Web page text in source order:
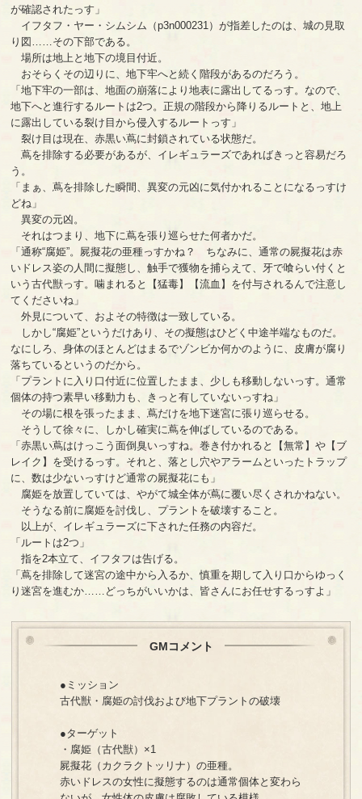
が確認されたっす」
イフタフ・ヤー・シムシム（p3n000231）が指差したのは、城の見取
り図……その下部である。
場所は地上と地下の境目付近。
おそらくその辺りに、地下牢へと続く階段があるのだろう。
「地下牢の一部は、地面の崩落により地表に露出してるっす。なので、
地下へと進行するルートは2つ。正規の階段から降りるルートと、地上
に露出している裂け目から侵入するルートっす」
裂け目は現在、赤黒い蔦に封鎖されている状態だ。
蔦を排除する必要があるが、イレギュラーズであればきっと容易だろ
う。
「まぁ、蔦を排除した瞬間、異変の元凶に気付かれることになるっすけ
どね」
異変の元凶。
それはつまり、地下に蔦を張り巡らせた何者かだ。
「通称“腐姫”。屍擬花の亜種っすかね？ ちなみに、通常の屍擬花は赤
いドレス姿の人間に擬態し、触手で獲物を捕らえて、牙で喰らい付くと
いう古代獣っす。噛まれると【猛毒】【流血】を付与されるんで注意し
てくださいね」
外見について、およその特徴は一致している。
しかし“腐姫”というだけあり、その擬態はひどく中途半端なものだ。
なにしろ、身体のほとんどはまるでゾンビか何かのように、皮膚が腐り
落ちているというのだから。
「プラントに入り口付近に位置したまま、少しも移動しないっす。通常
個体の持つ素早い移動力も、きっと有していないっすね」
その場に根を張ったまま、蔦だけを地下迷宮に張り巡らせる。
そうして徐々に、しかし確実に蔦を伸ばしているのである。
「赤黒い蔦はけっこう面倒臭いっすね。巻き付かれると【無常】や【ブ
レイク】を受けるっす。それと、落とし穴やアラームといったトラップ
に、数は少ないっすけど通常の屍擬花にも」
腐姫を放置していては、やがて城全体が蔦に覆い尽くされかねない。
そうなる前に腐姫を討伐し、プラントを破壊すること。
以上が、イレギュラーズに下された任務の内容だ。
「ルートは2つ」
指を2本立て、イフタフは告げる。
「蔦を排除して迷宮の途中から入るか、慎重を期して入り口からゆっく
り迷宮を進むか……どっちがいいかは、皆さんにお任せするっすよ」
GMコメント
●ミッション
古代獣・腐姫の討伐および地下プラントの破壊
●ターゲット
・腐姫（古代獣）×1
屍擬花（カクラクトッリナ）の亜種。
赤いドレスの女性に擬態するのは通常個体と変わら